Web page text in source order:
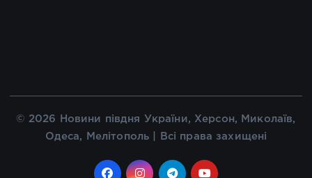
© 2026 Новини півдня України, Херсон, Миколаїв,
Одеса, Мелітополь | Всі права захищені